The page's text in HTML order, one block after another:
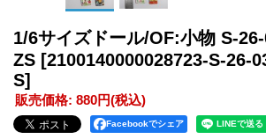
1/6サイズドール/OF:小物 S-
ZS [2100140000028723-S-26-
S]
販売価格: 880円(税込)
Facebookでシェア